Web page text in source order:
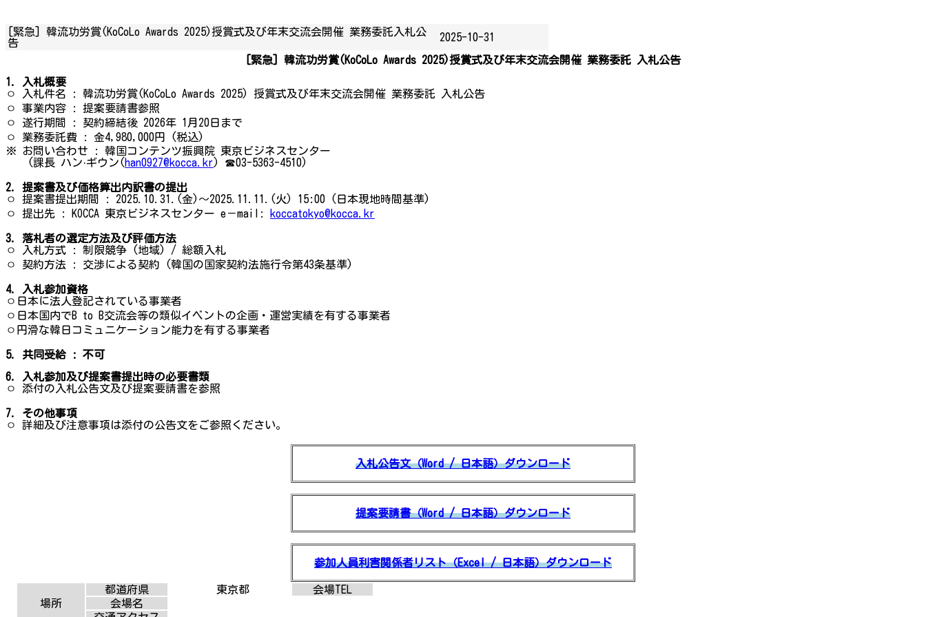
[緊急] 韓流功労賞(KoCoLo Awards 2025)授賞式及び年末交流会開催 業務委託入札公
告
2025-10-31
[緊急] 韓流功労賞(KoCoLo Awards 2025)授賞式及び年末交流会開催 業務委託 入札公告
1. 入札概要
ㅇ 入札件名 : 韓流功労賞(KoCoLo Awards 2025) 授賞式及び年末交流会開催 業務委託 入札公告
ㅇ 事業内容 : 提案要請書参照
ㅇ 遂行期間 : 契約締結後 2026年 1月20日まで
ㅇ 業務委託費 : 金4,980,000円 (税込)
※ お問い合わせ : 韓国コンテンツ振興院 東京ビジネスセンター
(課長 ハン·ギウン( han0927@kocca.kr) ☎03-5363-4510)
2. 提案書及び価格算出内訳書の提出
ㅇ 提案書提出期間 : 2025.10.31.(金)〜2025.11.11.(火) 15:00 (日本現地時間基準)
ㅇ 提出先 : KOCCA 東京ビジネスセンター e－mail:
koccatokyo@kocca.kr
3. 落札者の選定方法及び評価方法
ㅇ 入札方式 : 制限競争 (地域) / 総額入札
ㅇ 契約方法 : 交渉による契約 (韓国の国家契約法施行令第43条基準)
4. 入札参加資格
ㅇ日本に法人登記されている事業者
ㅇ日本国内でB to B交流会等の類似イベントの企画・運営実績を有する事業者
ㅇ円滑な韓日コミュニケーション能力を有する事業者
5. 共同受給 : 不可
6. 入札参加及び提案書提出時の必要書類
ㅇ 添付の入札公告文及び提案要請書を参照
7. その他事項
ㅇ 詳細及び注意事項は添付の公告文をご参照ください。
入札公告文（Word / 日本語）ダウンロード
提案要請書（Word / 日本語）ダウンロード
参加人員利害関係者リスト（Excel / 日本語）ダウンロード
場所
都道府県 東京都
会場TEL
会場名